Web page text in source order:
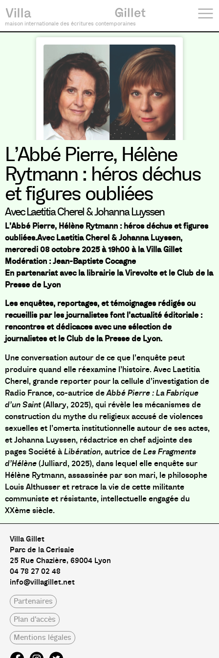
maison internationale des écritures contemporaines
L’Abbé Pierre, Hélène
Rytmann : héros déchus
et figures oubliées
Avec Laetitia Cherel & Johanna Luyssen
L’Abbé Pierre, Hélène Rytmann : héros déchus et figures
oubliées.Avec Laetitia Cherel & Johanna Luyssen,
mercredi 08 octobre 2025 à 19h00 à la Villa Gillet
Modération : Jean-Baptiste Cocagne
En partenariat avec la librairie la Virevolte et le Club de la
Presse de Lyon
Les enquêtes, reportages, et témoignages rédigés ou
recueillis par les journalistes font l’actualité éditoriale :
rencontres et dédicaces avec une sélection de
journalistes et le Club de la Presse de Lyon.
Une conversation autour de ce que l’enquête peut
produire quand elle réexamine l’histoire. Avec Laetitia
Cherel, grande reporter pour la cellule d’investigation de
Radio France, co-autrice deAbbé Pierre : La Fabrique
d’un Saint(Allary, 2025), qui révèle les mécanismes de
construction du mythe du religieux accusé de violences
sexuelles et l’omerta institutionnelle autour de ses actes,
et Johanna Luyssen, rédactrice en chef adjointe des
pages Société àLibération,autrice deLes Fragments
d’Hélène(Julliard, 2025), dans lequel elle enquête sur
Hélène Rytmann, assassinée par son mari, le philosophe
Louis Althusser et retrace la vie de cette militante
communiste et résistante, intellectuelle engagée du
XXème siècle.
Villa Gillet
Parc de la Cerisaie
25 Rue Chazière, 69004 Lyon
04 78 27 02 48
info@villagillet.net
Partenaires
Plan d'accès
Mentions légales